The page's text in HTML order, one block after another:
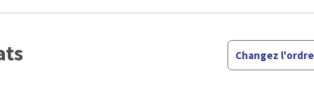
Changez l'ordre